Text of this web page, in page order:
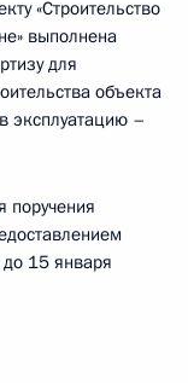
«Строительство
выполнена
для
объекта
эксплуатацию –
поручения
15 января